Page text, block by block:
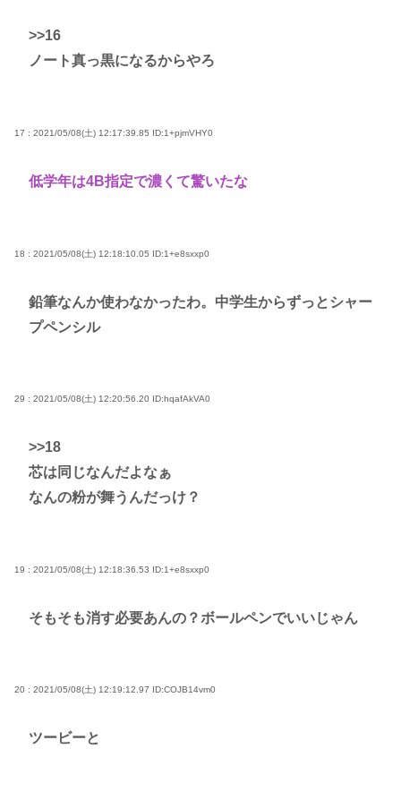
>>16
ノート真っ黒になるからやろ
17 : 2021/05/08(土) 12:17:39.85 ID:1+pjmVHY0
低学年は4B指定で濃くて驚いたな
18 : 2021/05/08(土) 12:18:10.05 ID:1+e8sxxp0
鉛筆なんか使わなかったわ。中学生からずっとシャー
プペンシル
29 : 2021/05/08(土) 12:20:56.20 ID:hqafAkVA0
>>18
芯は同じなんだよなぁ
なんの粉が舞うんだっけ？
19 : 2021/05/08(土) 12:18:36.53 ID:1+e8sxxp0
そもそも消す必要あんの？ボールペンでいいじゃん
20 : 2021/05/08(土) 12:19:12.97 ID:COJB14vm0
ツービーと